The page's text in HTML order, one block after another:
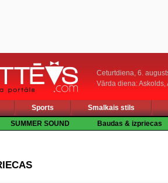
Ceturtdiena, 6.
Vārda diena: Askolds,
Sports
Smalkais stils
SUMMER SOUND Baudas & izpriecas